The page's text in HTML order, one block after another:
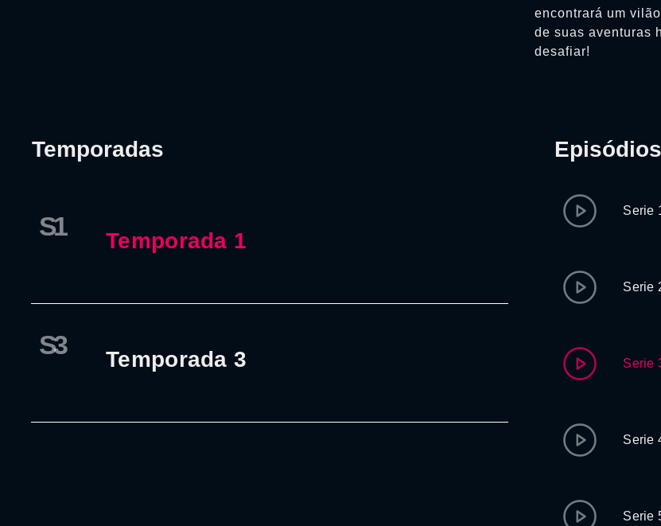
encontrará um
de suas aventuras
desafiar!
Temporadas
S1 Temporada 1
S3 Temporada 3
Episódios
Serie
Serie
Serie
Serie
Serie